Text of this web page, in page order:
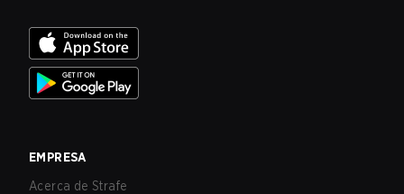
EMPRESA
Acerca de Strafe